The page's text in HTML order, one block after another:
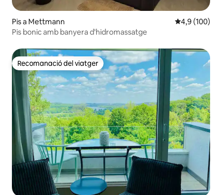
Pis a Mettmann 4,9 de
4,9 (100)
Pis bonic amb banyera d'hidromassatge
Recomanació del viatger
Recomanació del viatger